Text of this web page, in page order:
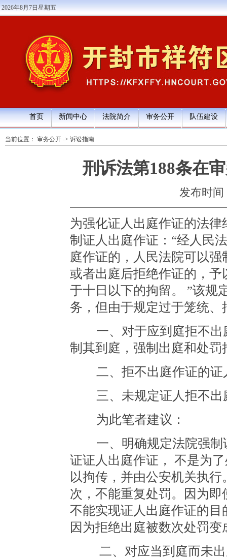
2026年8月7日星期五
首页 新闻中心 法院简介 审务公开 队伍建设
当前位置： 审务公开 -> 诉讼指南
刑诉法第188条在
发布时间
为强化证人出庭作证的法
制证人出庭作证：“经人民
庭作证的，人民法院可以
或者出庭后拒绝作证的，
于十日以下的拘留。 ”该规
务，但由于规定过于笼统
一、对于应到庭拒不出
制其到庭，强制出庭和处
二、拒不出庭作证的证
三、未规定证人拒不出
为此笔者建议：
一、明确规定法院强制
证证人出庭作证， 不是为
以拘传，并由公安机关执
次，不能重复处罚。因为
不能实现证人出庭作证的
因为拒绝出庭被数次处罚变
二、对应当到庭而未出